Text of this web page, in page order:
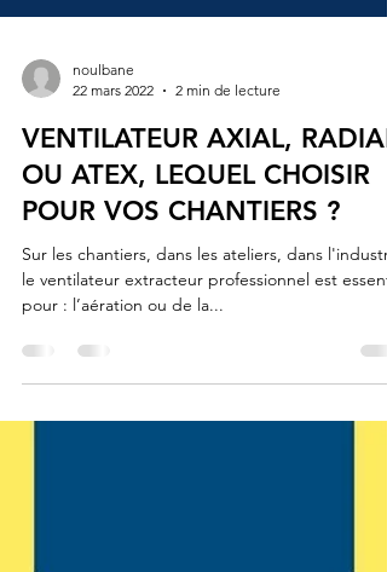
22 mars 2022
2 min de lecture
VENTILATEUR AXIAL, RADIAL
OU ATEX, LEQUEL CHOISIR
POUR VOS CHANTIERS ?
Sur les chantiers, dans les ateliers, dans
pour : l’aération ou de la...